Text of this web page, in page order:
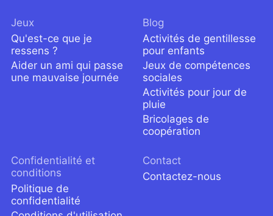
Jeux
Qu'est-ce que je
ressens ?
Aider un ami qui passe
une mauvaise journée
Blog
Activités de gentillesse
pour enfants
Jeux de compétences
sociales
Activités pour jour de
pluie
Bricolages de
coopération
Confidentialité et
conditions
Politique de
confidentialité
Contact
Contactez-nous